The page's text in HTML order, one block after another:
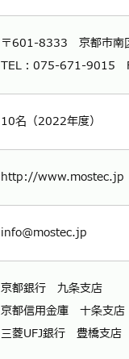
〒601-8333 京都市南
TEL：075-671-9015
10名（2022年度）
http://www.mostec.jp
info@mostec.jp
京都銀行 九条支店
京都信用金庫 十条支店
三菱UFJ銀行 豊橋支店